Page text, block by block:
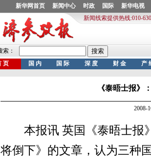
《泰晤士报》
2008-
本报讯 英国《泰晤士报
将倒下》的文章，认为三种